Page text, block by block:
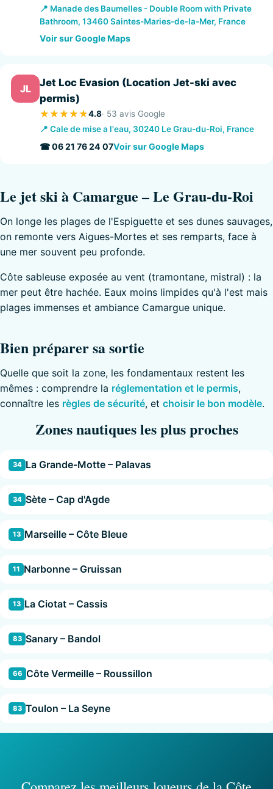
📍 Manade des Baumelles - Double Room with Private
Bathroom, 13460 Saintes-Maries-de-la-Mer, France
Voir sur Google Maps
JL
Jet Loc Evasion (Location Jet-ski avec
permis)
4.8· 53 avis Google
📍 Cale de mise a l'eau, 30240 Le Grau-du-Roi, France
☎ 06 21 76 24 07Voir sur Google Maps
Le jet ski à Camargue – Le Grau-du-Roi
On longe les plages de l'Espiguette et ses dunes sauvages,
on remonte vers Aigues-Mortes et ses remparts, face à
une mer souvent peu profonde.
Côte sableuse exposée au vent (tramontane, mistral) : la
mer peut être hachée. Eaux moins limpides qu'à l'est mais
plages immenses et ambiance Camargue unique.
Bien préparer sa sortie
Quelle que soit la zone, les fondamentaux restent les
mêmes : comprendre la réglementation et le permis,
connaître les règles de sécurité, et choisir le bon modèle.
Zones nautiques les plus proches
34 La Grande-Motte – Palavas
34 Sète – Cap d'Agde
13 Marseille – Côte Bleue
11 Narbonne – Gruissan
13 La Ciotat – Cassis
83 Sanary – Bandol
66 Côte Vermeille – Roussillon
83 Toulon – La Seyne